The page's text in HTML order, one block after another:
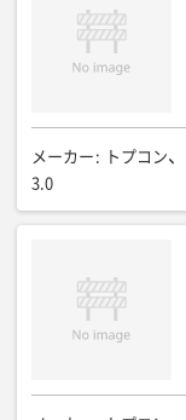
メーカー : トプコン
3.0